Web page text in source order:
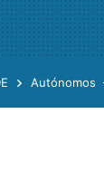
Autónomos